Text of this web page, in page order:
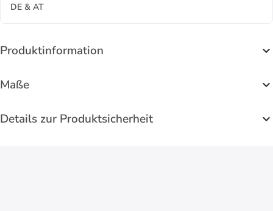
DE & AT
Produktinformation
Maße
Details zur Produktsicherheit